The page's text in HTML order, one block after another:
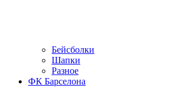
Бейсболки
Шапки
Разное
ФК Барселона